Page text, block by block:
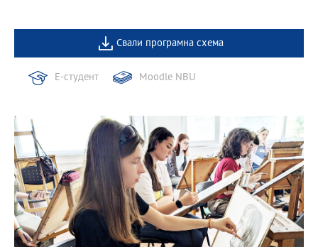
Свали програмна схема
Е-студент Moodle NBU